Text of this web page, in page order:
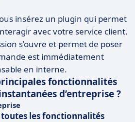
insérez un plugin qui permet
avec votre service client.
s’ouvre et permet de poser
est immédiatement
en interne.
fonctionnalités
d’entreprise ?
les fonctionnalités